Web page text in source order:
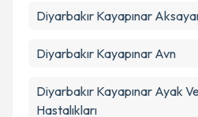
Diyarbakır Kayapınar
Diyarbakır Kayapınar Avn
Diyarbakır Kayapınar Ayak
Hastalıkları